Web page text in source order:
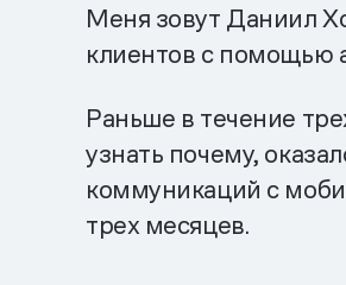
Меня зовут Даниил
клиентов с помощью
Раньше в течение
узнать почему,
коммуникаций с
трех месяцев.